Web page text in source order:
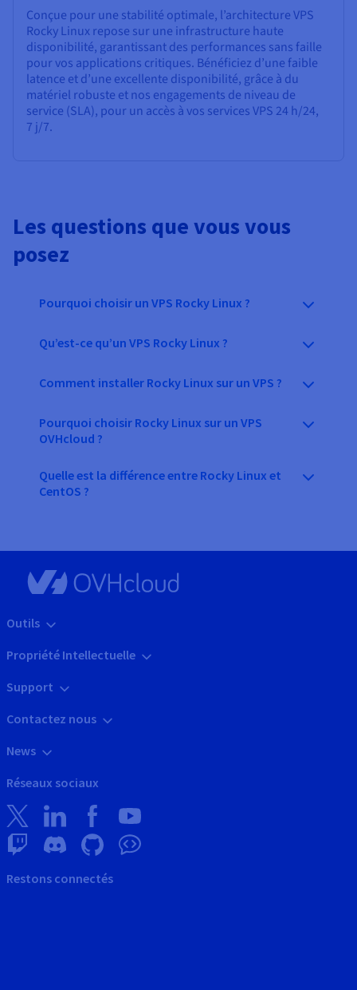
Conçue pour une stabilité optimale, l’architecture VPS
Rocky Linux repose sur une infrastructure haute
disponibilité, garantissant des performances sans faille
pour vos applications critiques. Bénéficiez d’une faible
latence et d’une excellente disponibilité, grâce à du
matériel robuste et nos engagements de niveau de
service (SLA), pour un accès à vos services VPS 24 h/24,
7 j/7.
Les questions que vous vous
posez
Pourquoi choisir un VPS Rocky Linux ?
Qu’est-ce qu’un VPS Rocky Linux ?
Comment installer Rocky Linux sur un VPS ?
Pourquoi choisir Rocky Linux sur un VPS
OVHcloud ?
Quelle est la différence entre Rocky Linux et
CentOS ?
Outils
Propriété Intellectuelle
Support
Contactez nous
News
Réseaux sociaux
Restons connectés